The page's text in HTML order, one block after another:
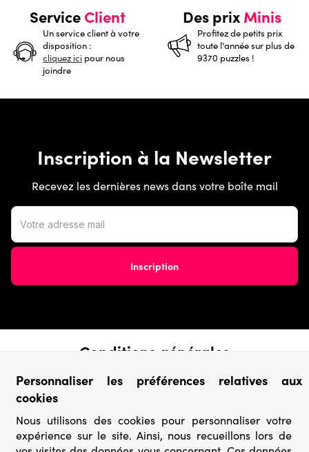
ServiceClient
Un service client à votre
disposition :
cliquez ici pour nous
joindre
Des prixMinis
Profitez de petits prix
toute l'année sur plus de
9370 puzzles !
Inscription à la Newsletter
Recevez les dernières news dans votre boîte mail
Conditions générales
› Conditions de vente
› Conditions d’utilisation
› Confidentialité & Protection des Données
› Informations légales
Catégories
Personnaliser les préférences relatives aux
cookies
Nous utilisons des cookies pour personnaliser votre
expérience sur le site. Ainsi, nous recueillons lors de